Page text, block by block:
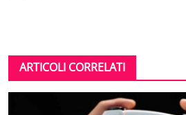
ARTICOLI CORRELATI